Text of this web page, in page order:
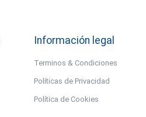
Información legal
Terminos & Condiciones
Políticas de Privacidad
Política de Cookies